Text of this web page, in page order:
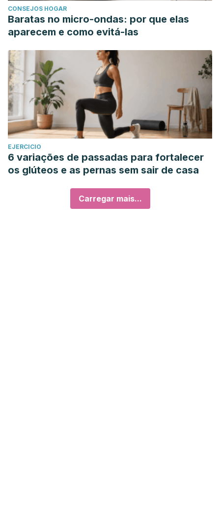
CONSEJOS HOGAR
Baratas no micro-ondas: por que elas
aparecem e como evitá-las
EJERCICIO
6 variações de passadas para fortalecer
os glúteos e as pernas sem sair de casa
Carregar mais...